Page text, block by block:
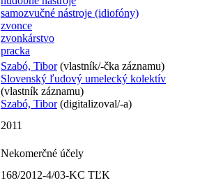
samozvučné nástroje (idiofóny)
zvonce
zvonkárstvo
pracka
Szabó, Tibor(vlastník/-čka záznamu)
Slovenský ľudový umelecký kolektív
(vlastník záznamu)
Szabó, Tibor(digitalizoval/-a)
2011
Nekomerčné účely
168/2012-4/03-KC TĽK